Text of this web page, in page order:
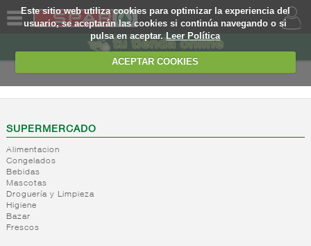
Este sitio web utiliza cookies para optimizar la experiencia del
usuario, se aceptarán las cookies si continúa navegando o si
pulsa en aceptar.Leer Política
ACEPTAR COOKIES
SOMOS
WEB
EJEMPLO
SUPERMERCADO
Alimentacion
Congelados
Bebidas
Mascotas
Droguería y Limpieza
Higiene
Bazar
Frescos